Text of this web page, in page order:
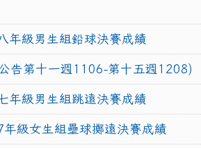
年級男生組鉛球決賽成績
告第十一週1106-第十五週1208)
年級男生組跳遠決賽成績
級女生組壘球擲遠決賽成績